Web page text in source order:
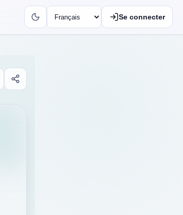
Se connecter